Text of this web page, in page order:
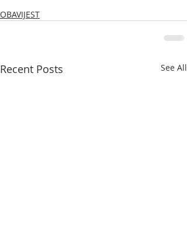
OBAVIJEST
Recent Posts See All